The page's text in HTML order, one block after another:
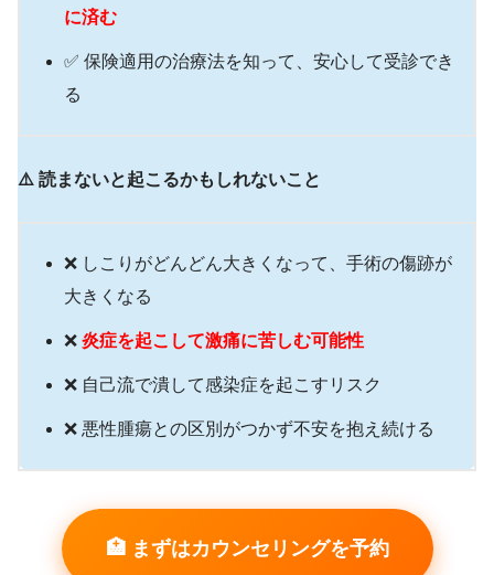
に済む
✅ 保険適用の治療法を知って、安心して受診でき
る
⚠️ 読まないと起こるかもしれないこと
❌ しこりがどんどん大きくなって、手術の傷跡が
大きくなる
❌ 炎症を起こして激痛に苦しむ可能性
❌ 自己流で潰して感染症を起こすリスク
❌ 悪性腫瘍との区別がつかず不安を抱え続ける
🏥 まずはカウンセリングを予約